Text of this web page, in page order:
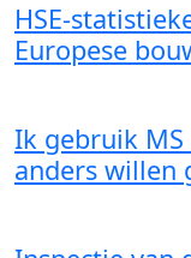
HSE-
Europese
Ik gebruik
anders willen